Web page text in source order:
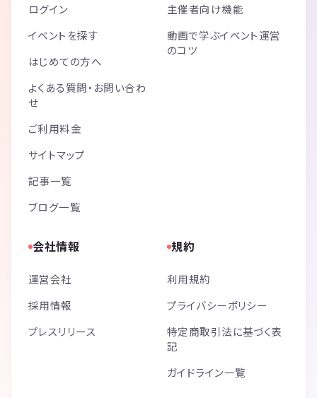
ログイン
イベントを探す
はじめての方へ
よくある質問・お問い合わ
せ
ご利用料金
サイトマップ
記事一覧
ブログ一覧
主催者向け機能
動画で学ぶイベント運営
のコツ
会社情報
運営会社
採用情報
プレスリリース
規約
利用規約
プライバシーポリシー
特定商取引法に基づく表
記
ガイドライン一覧